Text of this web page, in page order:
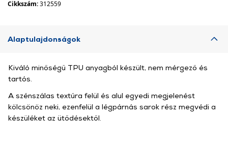
Cikkszám:312559
Alaptulajdonságok
Kiváló minőségű TPU anyagból készült, nem mérgező és
tartós.
A szénszálas textúra felül és alul egyedi megjelenést
kölcsönöz neki, ezenfelül a légpárnás sarok rész megvédi a
készüléket az ütődésektől.